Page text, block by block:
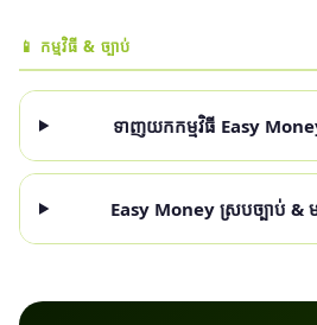
📱 កម្មវិធី & ច្បាប់
ទាញយកកម្មវិធី Easy
Easy Money ស្របច្បាប់ & ម